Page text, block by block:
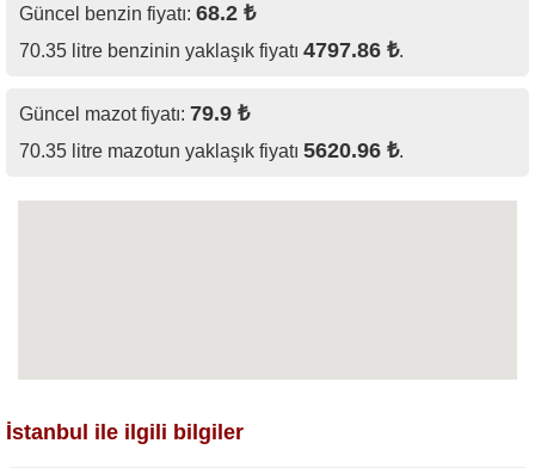
Güncel benzin fiyatı: 68.2 ₺
70.35 litre benzinin yaklaşık fiyatı 4797.86 ₺.
Güncel mazot fiyatı: 79.9 ₺
70.35 litre mazotun yaklaşık fiyatı 5620.96 ₺.
İstanbul ile ilgili bilgiler